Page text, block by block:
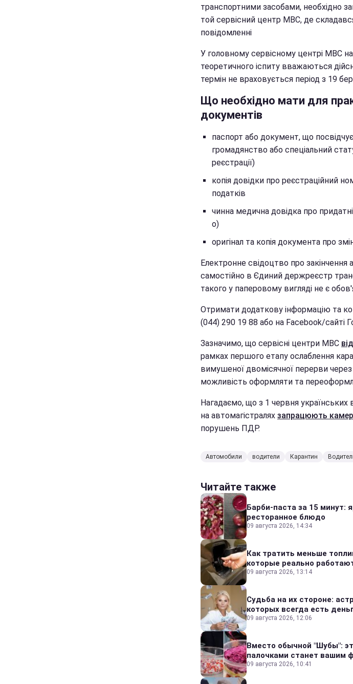
транспортними засобами, необхідно
той сервісний центр МВС, де
повідомленні
У головному сервісному центрі МВС
теоретичного іспиту вважаються
термін не враховується період з 19
Що необхідно мати для
документів
паспорт або документ, що
громадянство або спеціальний
реєстрації)
копія довідки про реєстраційний
податків
чинна медична довідка про
о)
оригінал та копія документа про
Електронне свідоцтво про
самостійно в Єдиний держреєстр
такого у паперовому вигляді не є
Отримати додаткову інформацію та
(044) 290 19 88 або на Facebook/сайті
Зазначимо, що сервісні центри МВС
рамках першого етапу ослаблення
вимушеної двомісячної перерви
можливість оформляти та
Нагадаємо, що з 1 червня українських
на автомагістралях запрацюють
порушень ПДР.
Автомобили водители Карантин
Читайте также
Барби-паста за 15 минут:
ресторанное блюдо
09 августа 2026, 14:34
Как тратить меньше
которые реально
09 августа 2026, 13:14
Судьба на их стороне:
которых всегда есть
09 августа 2026, 12:06
Вместо обычной "Шубы":
палочками станет вашим
09 августа 2026, 10:41